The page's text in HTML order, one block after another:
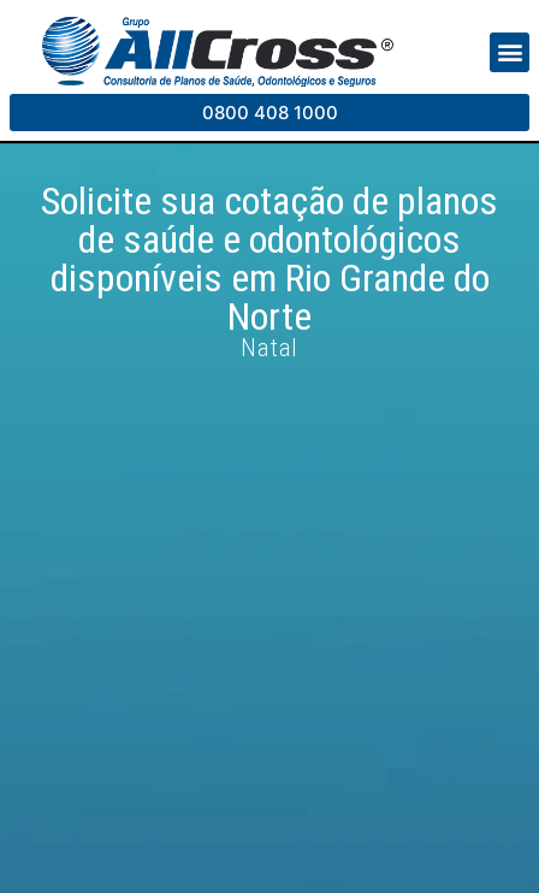
0800 408 1000
Solicite sua cotação de planos
de saúde e odontológicos
disponíveis em Rio Grande do
Norte
Natal